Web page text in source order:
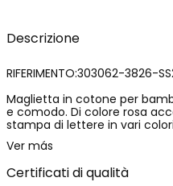
Descrizione
RIFERIMENTO:303062-3826-
Maglietta in cotone per
e comodo. Di colore rosa
stampa di lettere in vari
divertente. Il suo materiale in
traspirabilità, ideale per l'uso
maniche corte. Le taglie
Questo modello è ideale da
Ver más
Certificati di qualità